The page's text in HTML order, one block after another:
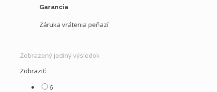
Garancia
Záruka vrátenia peňazí
Zobrazený jediný výsledok
Zobraziť:
6